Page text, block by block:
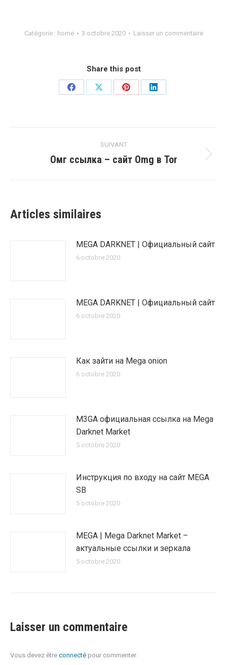
Catégorie : home 3 octobre 2020 Laisser un commentaire
Share this post
SUIVANT
Омг ссылка – сайт Omg в Tor
Articles similaires
MEGA DARKNET | Официальный сайт
6 octobre 2020
MEGA DARKNET | Официальный сайт
6 octobre 2020
Как зайти на Mega onion
6 octobre 2020
M3GA официальная ссылка на Mega
Darknet Market
5 octobre 2020
Инструкция по входу на сайт MEGA
SB
5 octobre 2020
MEGA | Mega Darknet Market –
актуальные ссылки и зеркала
5 octobre 2020
Laisser un commentaire
Vous devez être connecté pour commenter.